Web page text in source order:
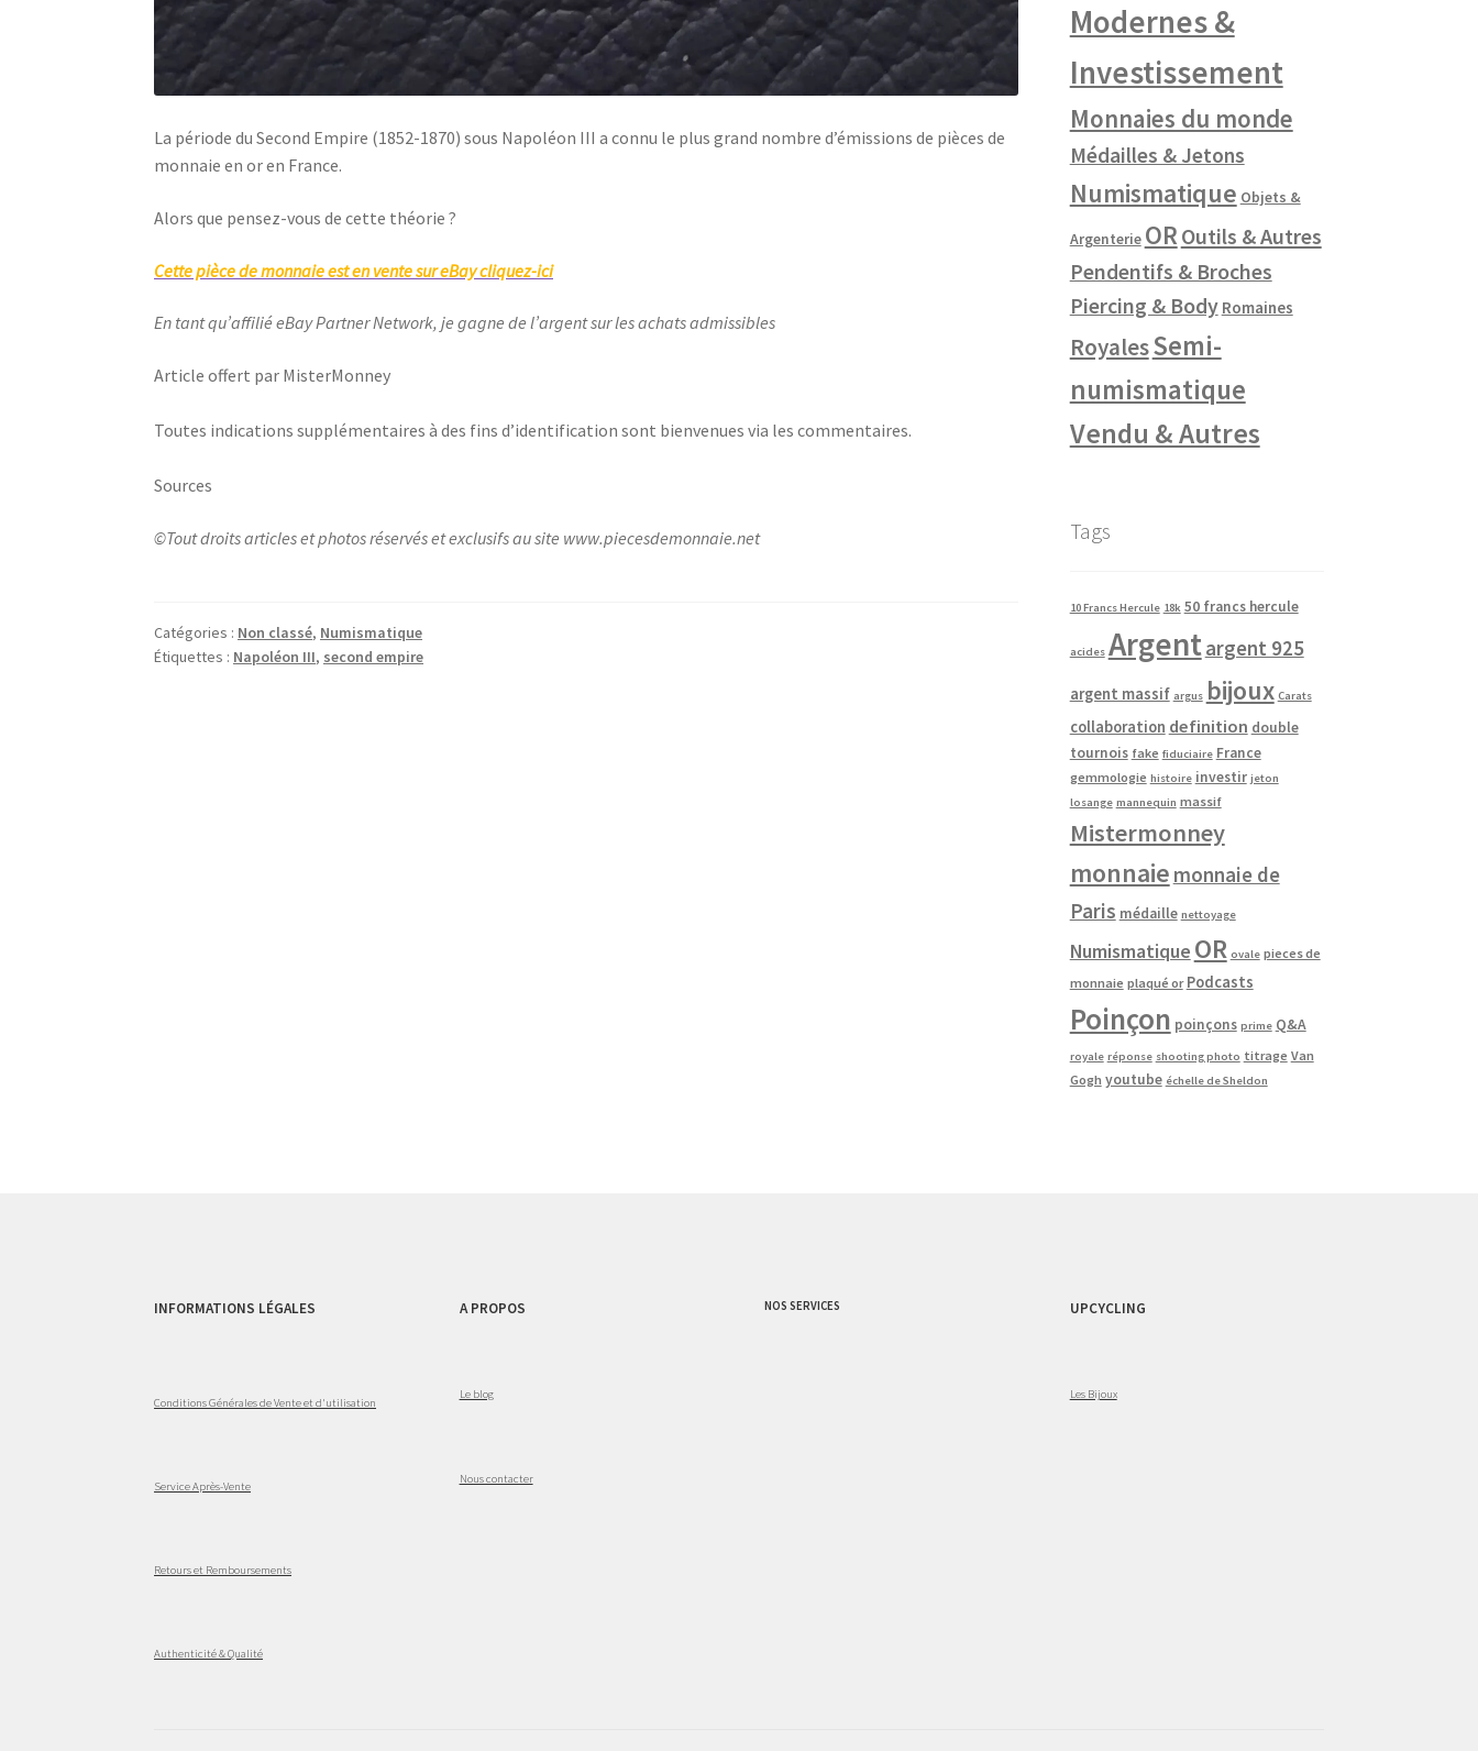
La période du Second Empire (1852-1870) sous Napoléon III a connu le plus grand nombre d’émissions de pièces de
monnaie en or en France.
Alors que pensez-vous de cette théorie ?
Cette pièce de monnaie est en vente sur eBay cliquez-ici
En tant qu’affilié eBay Partner Network, je gagne de l’argent sur les achats admissibles
Article offert par MisterMonney
Toutes indications supplémentaires à des fins d’identification sont bienvenues via les commentaires.
Sources
©Tout droits articles et photos réservés et exclusifs au site www.piecesdemonnaie.net
Catégories : Non classé, Numismatique
Étiquettes : Napoléon III, second empire
Modernes &
Investissement
Monnaies du monde
Médailles & Jetons
Numismatique Objets &
Argenterie OR Outils & Autres
Pendentifs & Broches
Piercing & Body Romaines
RoyalesSemi-
numismatique
Vendu & Autres
Tags
10 Francs Hercule 18k 50 francs hercule
acides Argentargent 925
argent massif argus bijoux Carats
collaboration definition double
tournois fake fiduciaire France
gemmologie histoire investir jeton
losange mannequin massif
Mistermonney
monnaie monnaie de
Paris médaille nettoyage
Numismatique OR ovale pieces de
monnaie plaqué or Podcasts
Poinçon poinçons prime Q&A
royale réponse shooting photo titrage Van
Gogh youtube échelle de Sheldon
INFORMATIONS LÉGALES
Conditions Générales de Vente et d'utilisation
Service Après-Vente
Retours et Remboursements
Authenticité & Qualité
A PROPOS
Le blog
Nous contacter
NOS SERVICES UPCYCLING
Les Bijoux